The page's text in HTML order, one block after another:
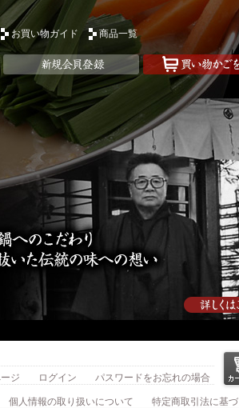
お買い物ガイド 商品一覧
ジ ログイン パスワードをお忘れの場合
個人情報の取り扱いについて 特定商取引法に基